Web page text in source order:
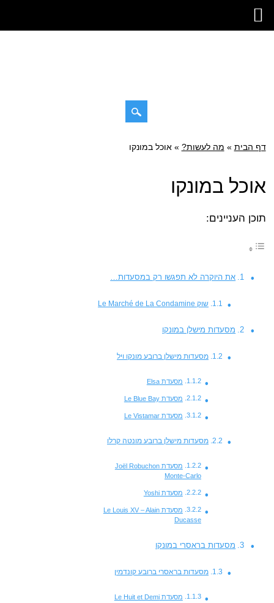
תפריט ראשי
דילוג
דף הבית » מה לעשות? »אוכל במונקו
אוכל במונקו
תוכן העניינים:
את היוקרה לא תפגשו רק במסעדות…
שוק Le Marché de La Condamine
מסעדות מישלן במונקו
מסעדות מישלן ברובע מונקו ויל
מסעדת Elsa
מסעדת Le Blue Bay
מסעדת Le Vistamar
מסעדות מישלן ברובע מונטה קרלו
מסעדת Joël Robuchon
Monte-Carlo
מסעדת Yoshi
מסעדת Le Louis XV – Alain
Ducasse
מסעדות בראסרי במונקו
מסעדות בראסרי ברובע קונדמין
מסעדת Le Huit et Demi